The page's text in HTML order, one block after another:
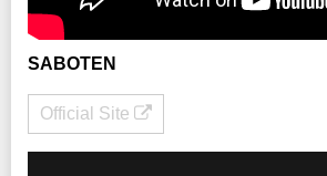
SABOTEN
Official Site